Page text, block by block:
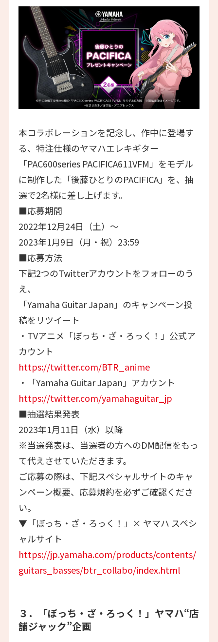
本コラボレーションを記念し、作中に登場す
る、特注仕様のヤマハエレキギター
「PAC600series PACIFICA611VFM」をモデル
に制作した「後藤ひとりのPACIFICA」を、抽
選で2名様に差し上げます。
■応募期間
2022年12月24日（土）～
2023年1月9日（月・祝）23:59
■応募方法
下記2つのTwitterアカウントをフォローのう
え、
「Yamaha Guitar Japan」のキャンペーン投
稿をリツイート
・TVアニメ「ぼっち・ざ・ろっく！」公式ア
カウント
https://twitter.com/BTR_anime
・「Yamaha Guitar Japan」アカウント
https://twitter.com/yamahaguitar_jp
■抽選結果発表
2023年1月11日（水）以降
※当選発表は、当選者の方へのDM配信をもっ
て代えさせていただきます。
ご応募の際は、下記スペシャルサイトのキャ
ンペーン概要、応募規約を必ずご確認くださ
い。
▼「ぼっち・ざ・ろっく！」× ヤマハ スペシ
ャルサイト
https://jp.yamaha.com/products/contents/
guitars_basses/btr_collabo/index.html
３．「ぼっち・ざ・ろっく！」ヤマハ“店
舗ジャック”企画